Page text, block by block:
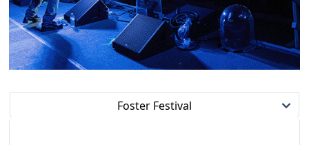
Foster Festival